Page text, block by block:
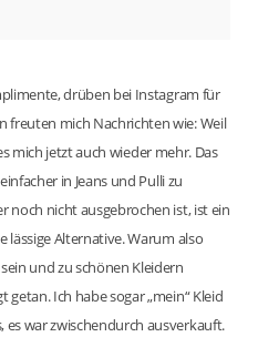
drüben bei Instagram für
freuten mich Nachrichten wie: Weil
mich jetzt auch wieder mehr. Das
in Jeans und Pulli zu
noch nicht ausgebrochen ist, ist ein
lässige Alternative. Warum also
und zu schönen Kleidern
getan. Ich habe sogar „mein“ Kleid
war zwischendurch ausverkauft.